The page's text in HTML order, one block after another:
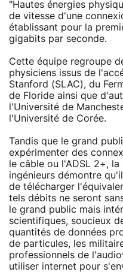
"Hautes énergies
de vitesse d'une
établissant pour la
gigabits par seconde.
Cette équipe regroupe
physiciens issus de
Stanford (SLAC), du
de Floride ainsi que
l'Université de
l'Université de Corée.
Tandis que le grand
expérimenter des
le câble ou l'ADSL 2+,
ingénieurs démontre
de télécharger
tels débits ne seront
le grand public mais
scientifiques, soucieux
quantités de données
de particules, les
professionnels de
utiliser internet pour